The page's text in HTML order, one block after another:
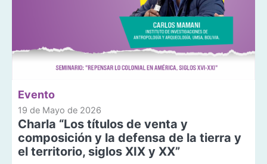
Evento
19 de Mayo de 2026
Charla “Los títulos de venta y
composición y la defensa de la tierra y
el territorio, siglos XIX y XX”